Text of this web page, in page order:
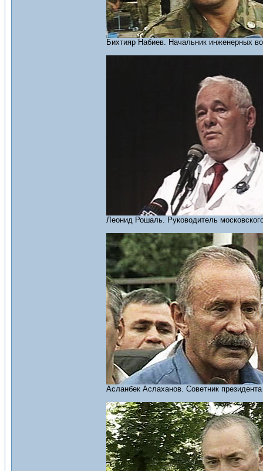
Бихтияр Набиев. Начальник инженерных
Леонид Рошаль. Руководитель
Асланбек Аслаханов. Советник